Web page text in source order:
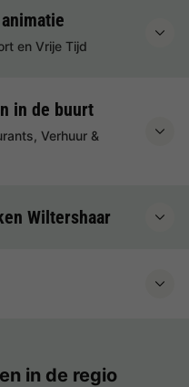
en Vrije Tijd
in de buurt
Verhuur &
Wiltershaar
in de regio